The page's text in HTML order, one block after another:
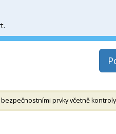
prvky včetně kontroly